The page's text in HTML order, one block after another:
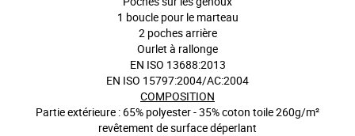
1 boucle pour le marteau
2 poches arrière
Ourlet à rallonge
EN ISO 13688:2013
EN ISO 15797:2004/AC:2004
COMPOSITION
Partie extérieure : 65% polyester - 35% coton toile 260g/m²
revêtement de surface déperlant